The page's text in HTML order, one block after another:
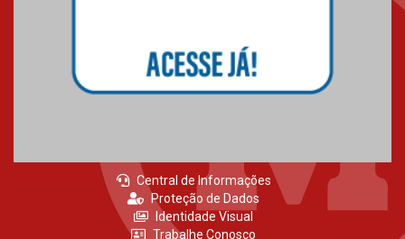
Central de Informações
Proteção de Dados
Identidade Visual
Trabalhe Conosco